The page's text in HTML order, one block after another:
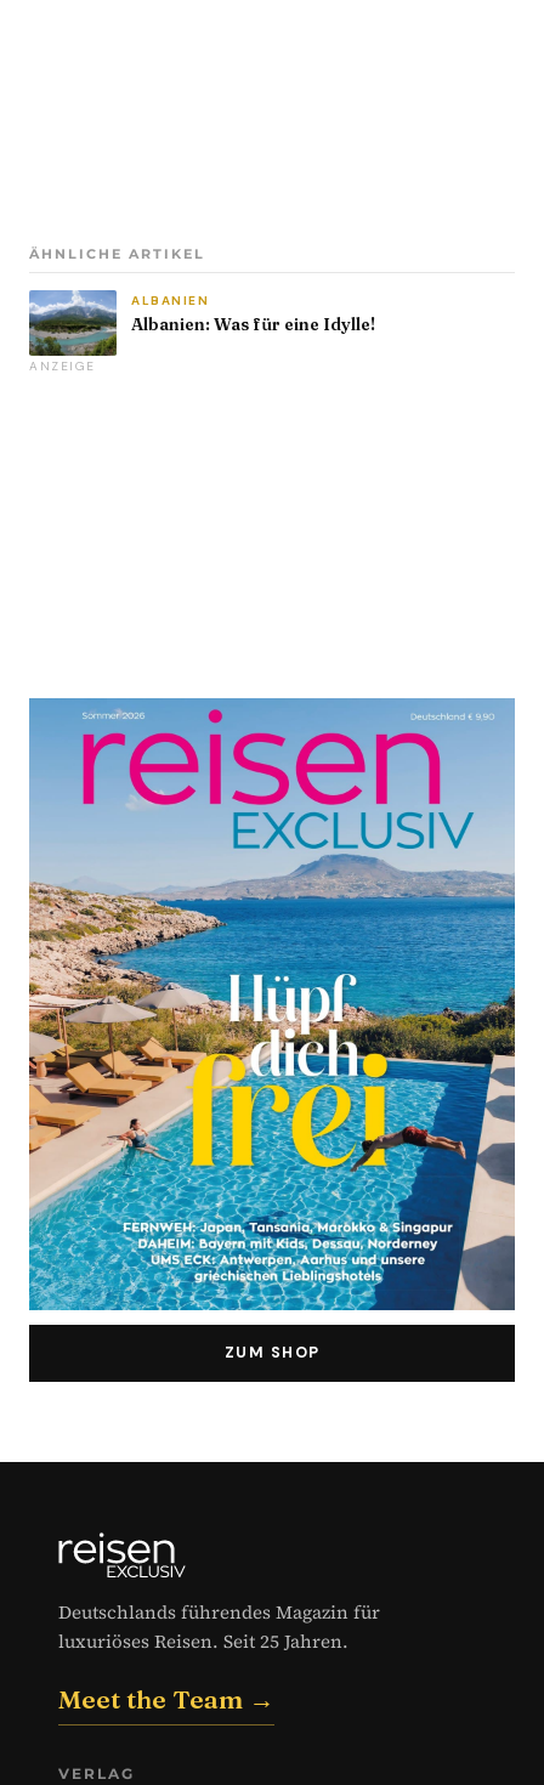
ZUM SHOP
ÄHNLICHE ARTIKEL
ALBANIEN
Albanien: Was für eine Idylle!
ANZEIGE
Deutschlands führendes Magazin für
luxuriöses Reisen. Seit 25 Jahren.
Meet the Team →
VERLAG